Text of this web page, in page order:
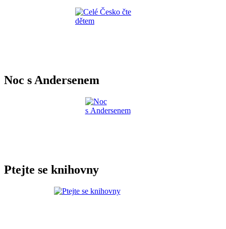
Noc s Andersenem
Ptejte se knihovny